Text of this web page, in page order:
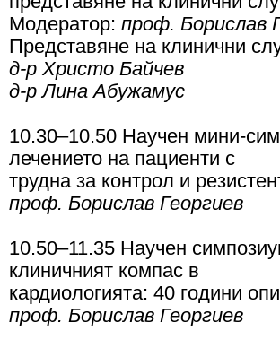
Модератор: проф. Борислав
Представяне на клинични
д-р Христо Байчев
д-р Лина Абужамус
10.30–10.50 Научен мини-
лечението на пациенти с
трудна за контрол и
проф. Борислав Георгиев
10.50–11.35 Научен
клиничният компас в
кардиологията: 40 години
проф. Борислав Георгиев